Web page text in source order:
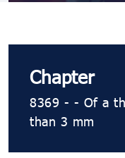
Chapter
8369 - - Of a
than 3 mm